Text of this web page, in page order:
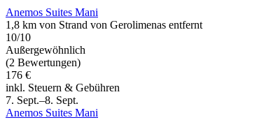
Anemos Suites Mani
1,8 km von Strand von Gerolimenas entfernt
10/10
Außergewöhnlich
(2 Bewertungen)
176 €
inkl. Steuern & Gebühren
7. Sept.–8. Sept.
Anemos Suites Mani